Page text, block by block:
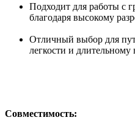
Подходит для работы с
благодаря высокому
Отличный выбор для
легкости и длительному
Совместимость: